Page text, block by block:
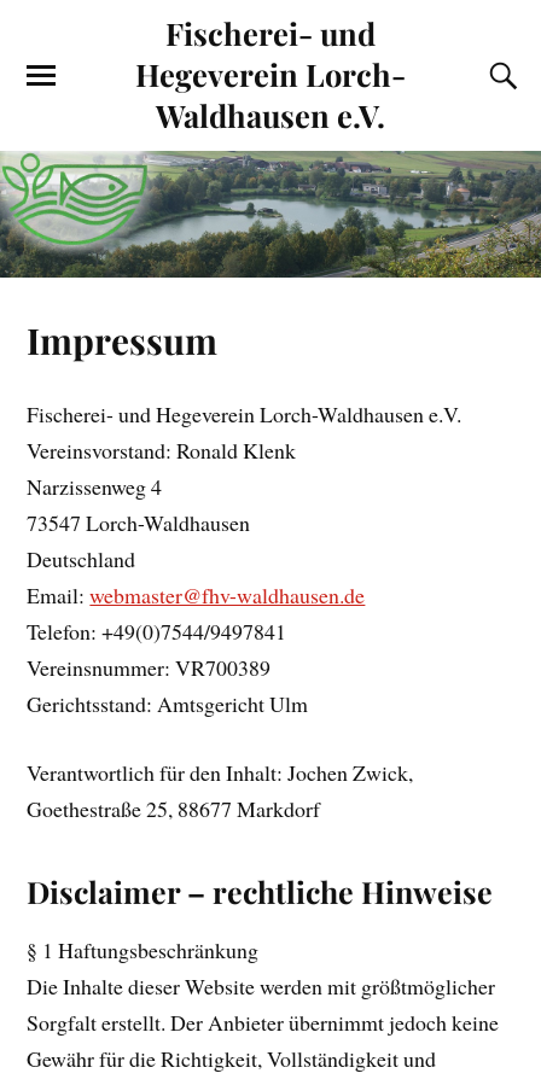
Fischerei- und
Hegeverein Lorch-
Waldhausen e.V.
Impressum
Fischerei- und Hegeverein Lorch-Waldhausen e.V.
Vereinsvorstand: Ronald Klenk
Narzissenweg 4
73547 Lorch-Waldhausen
Deutschland
Email:webmaster@fhv-waldhausen.de
Telefon: +49(0)7544/9497841
Vereinsnummer: VR700389
Gerichtsstand: Amtsgericht Ulm
Verantwortlich für den Inhalt: Jochen Zwick,
Goethestraße 25, 88677 Markdorf
Disclaimer – rechtliche Hinweise
§ 1 Haftungsbeschränkung
Die Inhalte dieser Website werden mit größtmöglicher
Sorgfalt erstellt. Der Anbieter übernimmt jedoch keine
Gewähr für die Richtigkeit, Vollständigkeit und